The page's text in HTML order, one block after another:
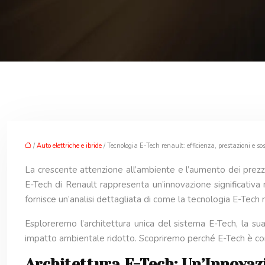
/ Auto elettriche e ibride / Tecnologia E-Tech renault: efficienza, prestazioni e
La crescente attenzione all’ambiente e l’aumento dei
E-Tech di Renault rappresenta un’innovazione
fornisce un’analisi dettagliata di come la tecnologia E-
Esploreremo l’architettura unica del sistema E-Tech, la
impatto ambientale ridotto. Scopriremo perché E-Tech è